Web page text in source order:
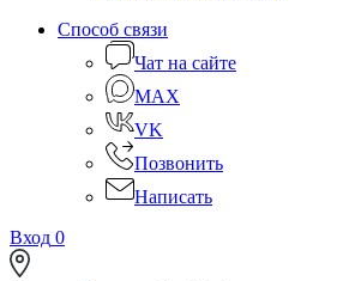
Способ связи
Чат на сайте
MAX
VK
Позвонить
Написать
Вход 0